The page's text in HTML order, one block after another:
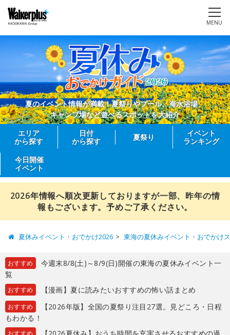
MENU
夏のイベント情報が満載！夏祭りやプール、海水浴場、
キャンプ場など遊べるスポットを大紹介
エリア
から探す
日付
から探す
夏祭り
イベント
ランキング
今日開催
イベント
2026年情報へ順次更新しておりますが一部、昨年の情
報もございます。予めご了承ください。
夏休みイベント・おでかけ2026 東海の夏休みイベント・おでかけ
おすすめ
今週末8/8(土)～8/9(日)開催の東海の夏休みイベント一
覧
おすすめ 【漫画】夏に読みたいおすすめの怖い話まとめ
おすすめ
【2026年版】全国の夏祭り注目27選。見どころ・日程
もわかる！
おすすめ
【2026夏休み】おうち時間を充実させるおすすめの過